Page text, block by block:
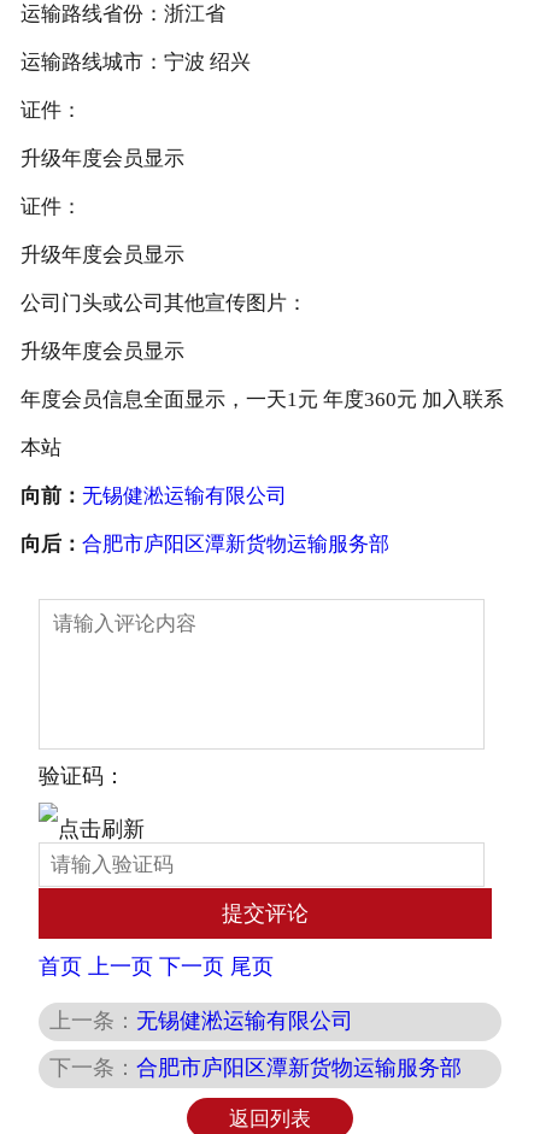
运输路线省份：浙江省
运输路线城市：宁波 绍兴
证件：
升级年度会员显示
证件：
升级年度会员显示
公司门头或公司其他宣传图片：
升级年度会员显示
年度会员信息全面显示，一天1元 年度360元 加入联系
本站
向前： 无锡健淞运输有限公司
向后： 合肥市庐阳区潭新货物运输服务部
验证码：
首页 上一页 下一页 尾页
上一条： 无锡健淞运输有限公司
下一条： 合肥市庐阳区潭新货物运输服务部
返回列表